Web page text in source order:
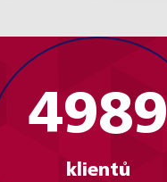
5000
klientů